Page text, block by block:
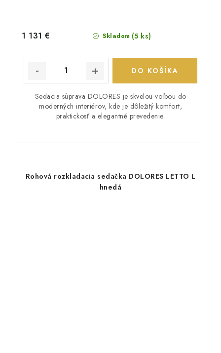
Skladom (5 ks)
1 131 €
DO KOŠÍKA
Sedacia súprava DOLORES je skvelou voľbou do
moderných interiérov, kde je dôležitý komfort,
praktickosť a elegantné prevedenie.
Rohová rozkladacia sedačka DOLORES LETTO L
hnedá